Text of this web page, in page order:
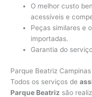
O melhor custo
acessíveis e
Peças similares e
importadas.
Garantia do
Parque Beatriz
Todos os serviços de
Parque Beatriz são